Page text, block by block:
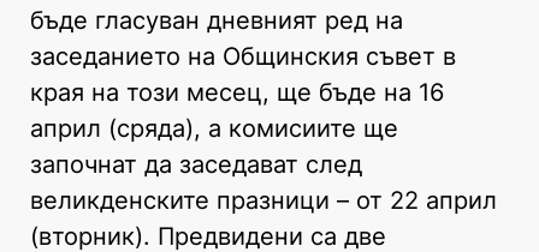
бъде гласуван дневният ред на
заседанието на Общинския съвет в
края на този месец, ще бъде на 16
април (сряда), а комисиите ще
започнат да заседават след
великденските празници – от 22 април
(вторник). Предвидени са две